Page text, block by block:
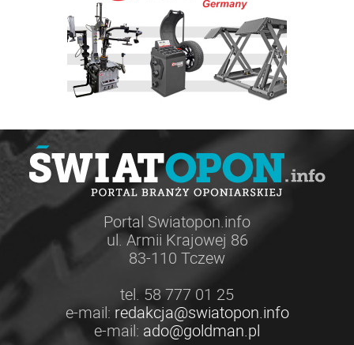
Portal Swiatopon.info
ul. Armii Krajowej 86
83-110 Tczew
tel. 58 777 01 25
e-mail: redakcja@swiatopon.info
e-mail: ado@goldman.pl